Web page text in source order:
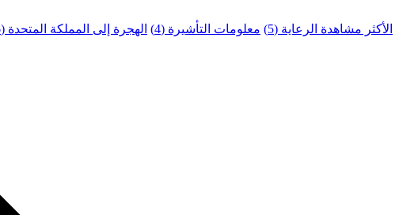
الأكثر مشاهدة الرعاية (5) معلومات التأشيرة (4) الهجرة إلى المملكة المتحدة (6)